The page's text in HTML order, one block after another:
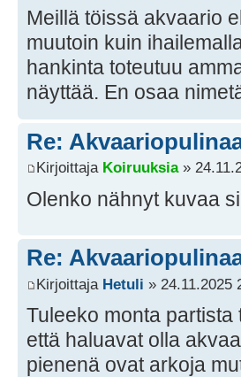
Meillä töissä akvaario
muutoin kuin
hankinta toteutuu
näyttää. En osaa
Re:
Kirjoittaja Koiruuksia»
Olenko nähnyt kuvaa
Re:
Kirjoittaja Hetuli » 24.11.2025
Tuleeko monta
että haluavat olla
pienenä ovat arkoja